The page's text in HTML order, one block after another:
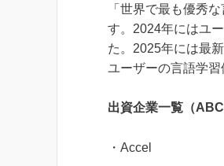
「世界で最も優秀
す。2024年にはユ
た。2025年には最
ユーザーの言語学習
出資企業一覧（ABC
・Accel